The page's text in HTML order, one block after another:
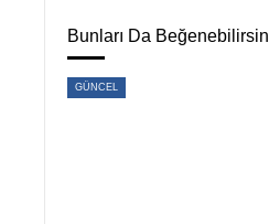
Bunları Da Beğenebilirsin
GÜNCEL